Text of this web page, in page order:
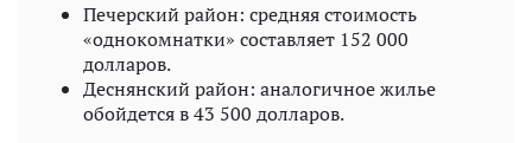
Печерский район: средняя стоимость
«однокомнатки» составляет 152 000
долларов.
Деснянский район: аналогичное жилье
обойдется в 43 500 долларов.